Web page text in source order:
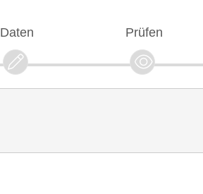
Daten Prüfen